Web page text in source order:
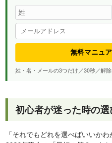
無料マニュ
姓・名・メールの3つだけ／30秒／解
初心者が迷った時の
「それでもどれを選べばいいか